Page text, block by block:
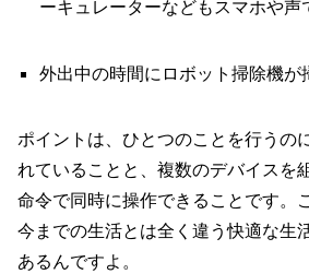
ーキュレーターなどもスマホや声
外出中の時間にロボット掃除機が
ポイントは、ひとつのことを行うの
れていることと、複数のデバイスを
命令で同時に操作できることです。
今までの生活とは全く違う快適な生
あるんですよ。